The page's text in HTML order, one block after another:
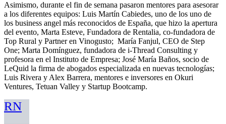
Asimismo, durante el fin de semana pasaron mentores para asesorar
a los diferentes equipos: Luis Martín Cabiedes, uno de los uno de
los business angel más reconocidos de España, que hizo la apertura
del evento, Marta Esteve, Fundadora de Rentalia, co-fundadora de
Top Rural y Partner en Vinogusto; María Fanjul, CEO de Step
One; Marta Domínguez, fundadora de i-Thread Consulting y
profesora en el Instituto de Empresa; José María Baños, socio de
LeQuid la firma de abogados especializada en nuevas tecnologías;
Luis Rivera y Alex Barrera, mentores e inversores en Okuri
Ventures, Tetuan Valley y Startup Bootcamp.
RN